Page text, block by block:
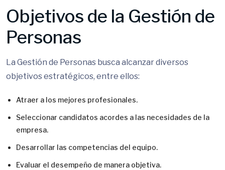
Objetivos de la Gestión de
Personas
La Gestión de Personas busca alcanzar diversos
objetivos estratégicos, entre ellos:
Atraer a los mejores profesionales.
Seleccionar candidatos acordes a las necesidades de la
empresa.
Desarrollar las competencias del equipo.
Evaluar el desempeño de manera objetiva.